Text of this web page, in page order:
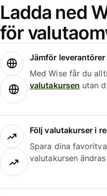
Ladda ned
för
Jämför
Med Wise får du
valutakursen utan
Följ valutakurser i
Spara dina
valutakursen